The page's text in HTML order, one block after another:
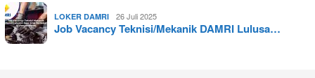
LOKER DAMRI 26 Juli 2025
Job Vacancy Teknisi/Mekanik DAMRI Lulusa…